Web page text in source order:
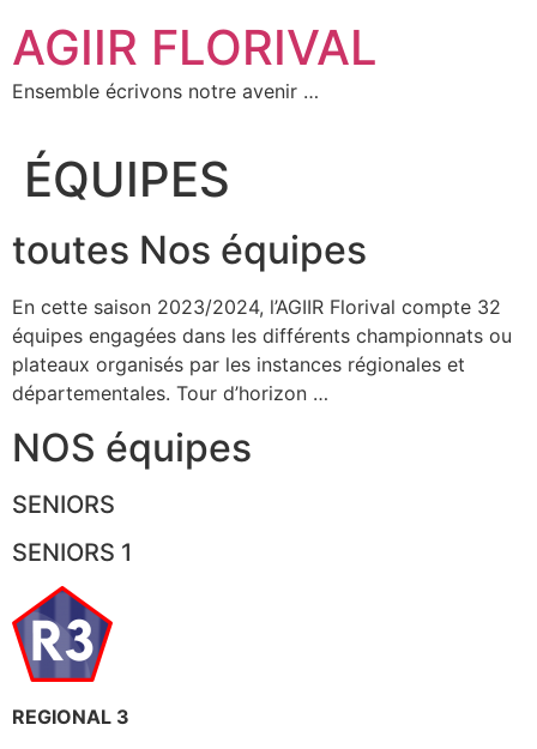
au
contenu
AGIIR FLORIVAL
Ensemble écrivons notre avenir …
ÉQUIPES
toutes Nos équipes
En cette saison 2023/2024, l’AGIIR Florival compte 32
équipes engagées dans les différents championnats ou
plateaux organisés par les instances régionales et
départementales. Tour d’horizon …
NOS équipes
SENIORS
SENIORS 1
REGIONAL 3